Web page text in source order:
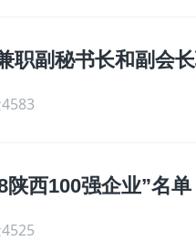
职副秘书长和副会
陕西100强企业”名单